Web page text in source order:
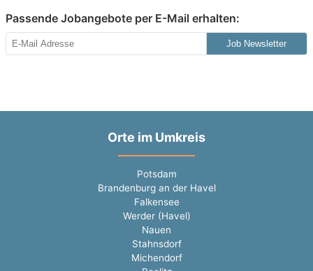
Passende Jobangebote per E-Mail erhalten:
Job Newsletter
Orte im Umkreis
Potsdam
Brandenburg an der Havel
Falkensee
Werder (Havel)
Nauen
Stahnsdorf
Michendorf